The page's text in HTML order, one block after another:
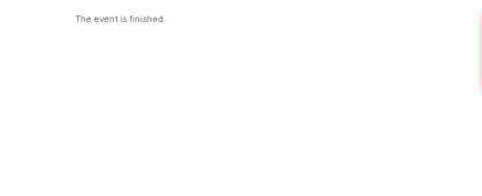
The event is finished.